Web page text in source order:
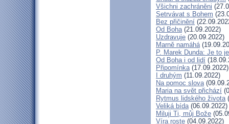
Všichni zachráněni
Setrvávat s Bohem
Bez přičinění
Od Boha(21.09.2022)
Uzdravuje (20.09.2022)
Marně namáhá
P. Marek Dunda: Je to
Od Boha i od lidí
Připomínka(17.09.2022)
I druhým (11.09.2022)
Na pomoc slova
Maria na svět přichází
Rytmus lidského života
Veliká bída(06.09.2022)
Miluji Ti, můj Bože
Víra roste (04.09.2022)